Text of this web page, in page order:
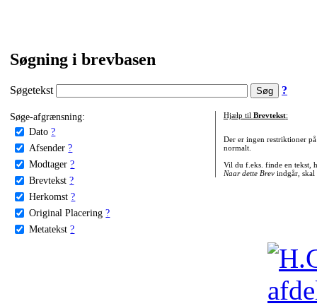
Søgning i brevbasen
Søgetekst ?
Søge-afgrænsning:
Dato ?
Afsender ?
Modtager ?
Brevtekst ?
Herkomst ?
Original Placering ?
Metatekst ?
Hjælp til Brevtekst:
Der er ingen restriktioner
normalt.
Vil du f.eks. finde en tekst,
Naar dette Brevindgår, skal